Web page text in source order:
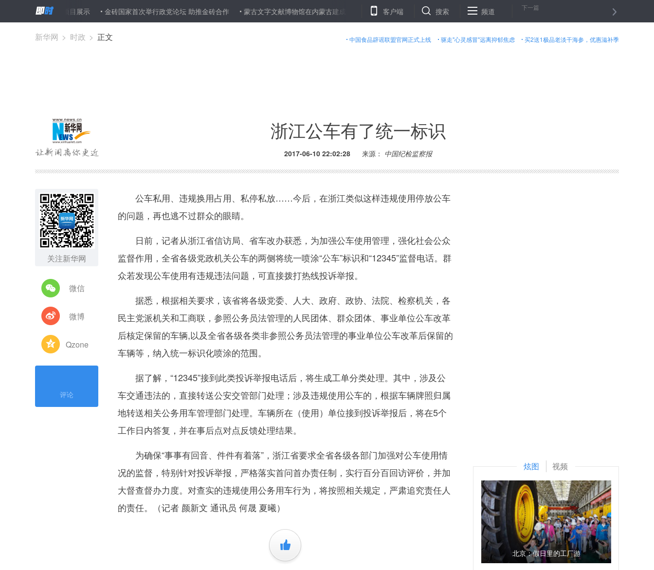
以上非遗项目展示 金砖国家首次举行政党论坛 助推金砖合作 蒙古文字文献博物馆在内蒙古建成开放 江苏启动重大气象灾害（暴雨）Ⅲ级应急响应 南京站日降水量破纪录 戏剧大师铃木忠志将携剧团
坦并出席上海合作组织成员国元首理事会第十七次会议和阿斯塔纳专项世博会开幕式
客户端 搜索 频道 下一篇
中国食品辟谣联盟官网正式上线 驱走"心灵感冒"远离抑郁焦虑 买2送1极品老淡干海参，优惠滋补季
新华网 > 时政 > 正文
浙江公车有了统一标识
2017-06-10 22:02:28 来源： 中国纪检监察报
关注新华网
微信
微博
Qzone
评论
公车私用、违规换用占用、私停私放……今后，在浙江类似这样违规使用停放公车
的问题，再也逃不过群众的眼睛。
日前，记者从浙江省信访局、省车改办获悉，为加强公车使用管理，强化社会公众
监督作用，全省各级党政机关公车的两侧将统一喷涂“公车”标识和“12345”监督电话。群
众若发现公车使用有违规违法问题，可直接拨打热线投诉举报。
据悉，根据相关要求，该省将各级党委、人大、政府、政协、法院、检察机关，各
民主党派机关和工商联，参照公务员法管理的人民团体、群众团体、事业单位公车改革
后核定保留的车辆,以及全省各级各类非参照公务员法管理的事业单位公车改革后保留的
车辆等，纳入统一标识化喷涂的范围。
据了解，“12345”接到此类投诉举报电话后，将生成工单分类处理。其中，涉及公
车交通违法的，直接转送公安交管部门处理；涉及违规使用公车的，根据车辆牌照归属
地转送相关公务用车管理部门处理。车辆所在（使用）单位接到投诉举报后，将在5个
工作日内答复，并在事后点对点反馈处理结果。
为确保“事事有回音、件件有着落”，浙江省要求全省各级各部门加强对公车使用情
况的监督，特别针对投诉举报，严格落实首问首办责任制，实行百分百回访评价，并加
大督查督办力度。对查实的违规使用公务用车行为，将按照相关规定，严肃追究责任人
的责任。（记者 颜新文 通讯员 何晟 夏曦）
+1
炫图 视频
北京：假日里的工厂游